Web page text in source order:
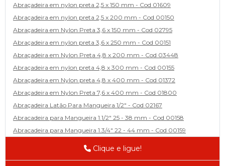
Abraçadeira em nylon preta 2,5 x 150 mm - Cod 01609
Abraçadeira em nylon preta 2,5 x 200 mm - Cod 00150
Abraçadeira em Nylon Preta 3,6 x 150 mm - Cod 02795
Abraçadeira em nylon preta 3,6 x 250 mm - Cod 00151
Abraçadeira em Nylon Preta 4,8 x 200 mm - Cod 03448
Abraçadeira em nylon preta 4,8 x 300 mm - Cod 00155
Abraçadeira em Nylon preta 4,8 x 400 mm - Cod 01372
Abraçadeira em Nylon Preta 7,6 x 400 mm - Cod 01800
Abraçadeira Latão Para Mangueira 1/2" - Cod 02167
Abracadeira para Mangueira 1.1/2" 25 - 38 mm - Cod 00158
Abracadeira para Mangueira 1.3/4" 22 - 44 mm - Cod 00159
Abracadeira para Mangueira 1/2' 14 - 22 - Cod 02585
Clique e ligue!